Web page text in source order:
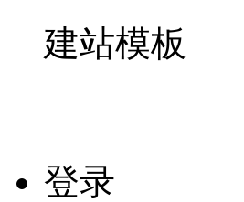
建站模板
登录